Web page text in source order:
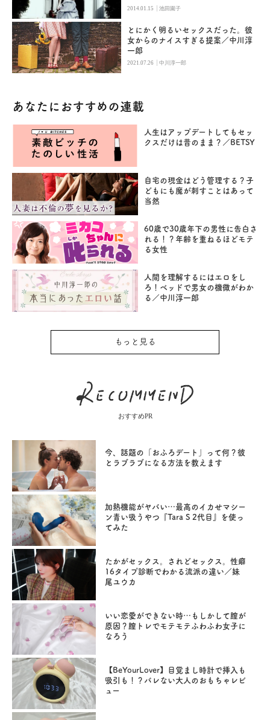
2014.01.15 |池田園子
とにかく明るいセックスだった。彼
女からのナイスすぎる提案／中川淳
一郎
2021.07.26 |中川淳一郎
あなたにおすすめの連載
人生はアップデートしてもセッ
クスだけは昔のまま？／BETSY
自宅の現金はどう管理する？子
どもにも魔が刺すことはあって
当然
60歳で30歳年下の男性に告白さ
れる！？年齢を重ねるほどモテ
る女性
人間を理解するにはエロをし
ろ！ベッドで男女の機微がわか
る／中川淳一郎
もっと見る
おすすめPR
今、話題の「おふろデート」って何？彼
とラブラブになる方法を教えます
加熱機能がヤバい…最高のイカせマシー
ン青い吸うやつ『Tara S 2代目』を使っ
てみた
たかがセックス。されどセックス。性癖
16タイプ診断でわかる流派の違い／妹
尾ユウカ
いい恋愛ができない時…もしかして膣が
原因？膣トレでモテモテふわふわ女子に
なろう
【BeYourLover】目覚まし時計で挿入も
吸引も！？バレない大人のおもちゃレビ
ュー